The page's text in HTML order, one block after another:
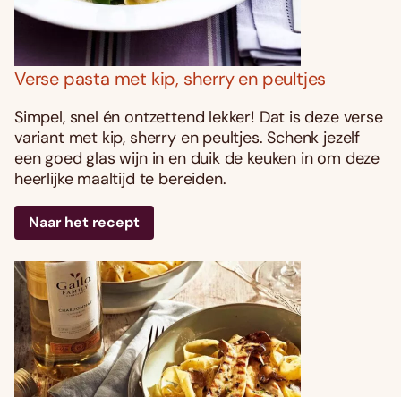
Verse pasta met kip, sherry en peultjes
Simpel, snel én ontzettend lekker! Dat is deze verse
variant met kip, sherry en peultjes. Schenk jezelf
een goed glas wijn in en duik de keuken in om deze
heerlijke maaltijd te bereiden.
Naar het recept